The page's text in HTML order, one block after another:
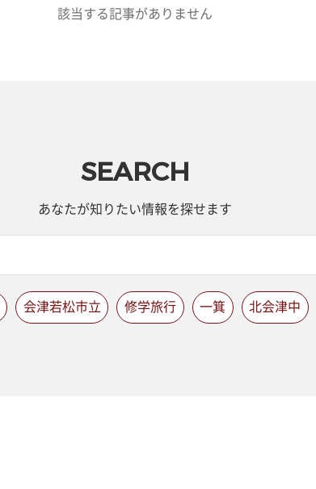
該当する記事がありません
SEARCH
あなたが知りたい情報を探せます
会津若松市立 修学旅行 一箕 北会津中